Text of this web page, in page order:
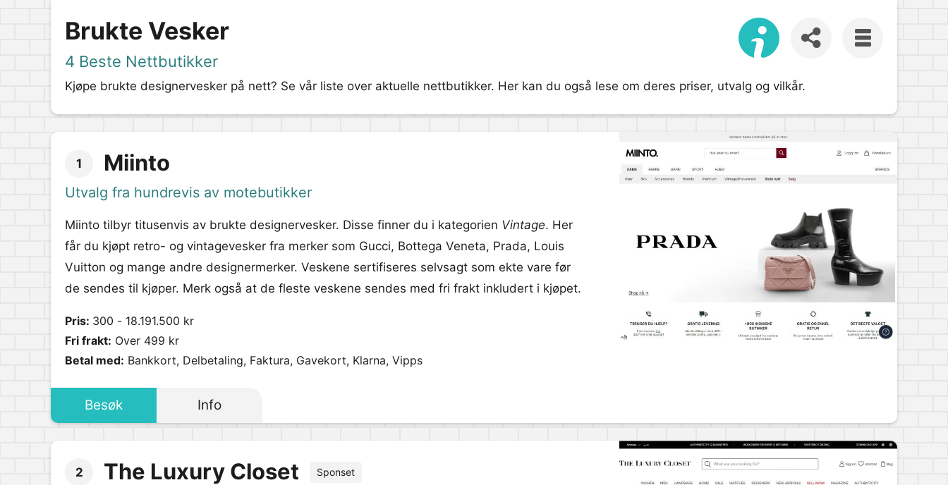
Brukte Vesker
4 Beste Nettbutikker
Kjøpe brukte designervesker på nett? Se vår liste over aktuelle nettbutikker. Her kan du også lese om deres priser, utvalg og vilkår.
1 Miinto
Utvalg fra hundrevis av motebutikker
Miinto tilbyr titusenvis av brukte designervesker. Disse finner du i kategorien Vintage. Her
får du kjøpt retro- og vintagevesker fra merker som Gucci, Bottega Veneta, Prada, Louis
Vuitton og mange andre designermerker. Veskene sertifiseres selvsagt som ekte vare før
de sendes til kjøper. Merk også at de fleste veskene sendes med fri frakt inkludert i kjøpet.
Pris:
300 - 18.191.500 kr
Fri frakt: Over 499 kr
Betal med: Bankkort, Delbetaling, Faktura, Gavekort, Klarna, Vipps
Besøk Info
2 The Luxury Closet Sponset